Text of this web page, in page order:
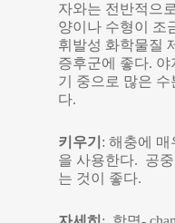
자와는 전반적으
양이나 수형이 조
휘발성 화학물질
증후군에 좋다.
기 중으로 많은
다.
키우기 : 해충에 매
을 사용한다. 공
는 것이 좋다.